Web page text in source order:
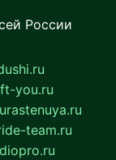
России
you.ru
rastenuya.ru
team.ru